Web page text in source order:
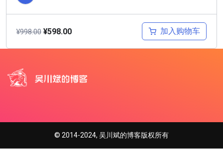
¥998.00 ¥598.00 加入购物车
© 2014-2024, 吴川斌的博客版权所有